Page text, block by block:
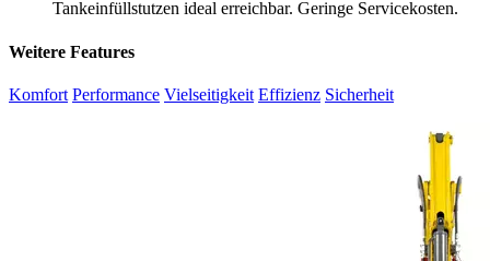
Tankeinfüllstutzen ideal erreichbar. Geringe Servicekosten.
Weitere Features
Komfort Performance Vielseitigkeit Effizienz Sicherheit